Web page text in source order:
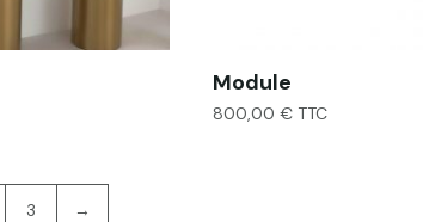
Module
800,00€ TTC
3 →